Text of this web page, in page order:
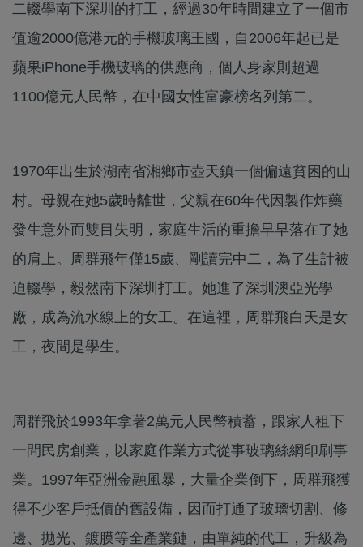
二輟學南下深圳的打工，經過30年時間建立了一個市
值逾2000億港元的手機玻璃王國，自2006年起已是
蘋果iPhone手機玻璃的供應商，個人身家則超過
1100億元人民幣，在中國女性富豪榜名列第二。
1970年出生於湖南省湘鄉市壺天鎮一個偏遠貧困的山
村。母親在她5歲時離世，父親在60年代因製作炸藥
發生意外而雙目失明，家庭生活的重擔早早落在了她
的肩上。周群飛年僅15歲、剛讀完中二，為了生計被
迫輟學，毅然南下深圳打工。她進了深圳澳亞光學
廠，成為流水線上的女工。在這裡，周群飛白天是女
工，夜間是學生。
周群飛於1993年拿著2萬元人民幣積蓄，跟家人租下
一間民房創業，以家庭作業方式從事玻璃絲網印刷事
業。1997年亞洲金融風暴，大量企業倒下，周群飛獲
得不少客戶抵債的舊設備，因而打通了玻璃切割、修
邊、拋光、鍍膜等全產業鏈，由單純的代工，升級為